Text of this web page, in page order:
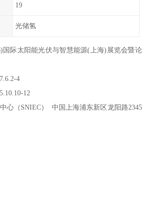
19
光储氢
国际太阳能光伏与智慧能源(上海)展览会暨论
4
12
心（SNIEC） 中国上海浦东新区龙阳路2345